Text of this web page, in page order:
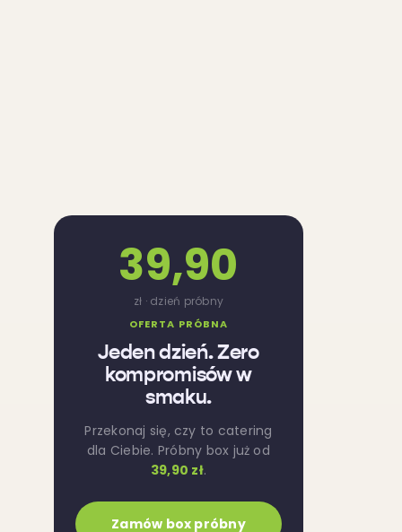
OFERTA PRÓBNA
Jeden dzień. Zero
kompromisów w
smaku.
Przekonaj się, czy to catering
dla Ciebie. Próbny box już od
39,90 zł.
Zamów box próbny
39,90
zł · dzień próbny